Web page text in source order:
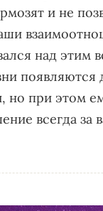
и не
над этим
но при этом
всегда за